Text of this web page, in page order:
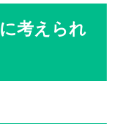
考えられ